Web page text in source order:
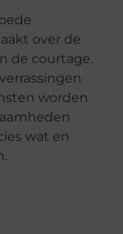
over de
de courtage.
worden
wat en